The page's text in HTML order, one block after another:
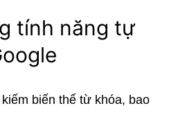
tính năng tự
biến thể từ khóa, bao